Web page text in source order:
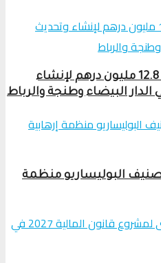
لجنة دعم السينما تخصص 12.8 مليون درهم لإنشاء
البيضاء وطنجة والرباط
البوليساريو منظمة